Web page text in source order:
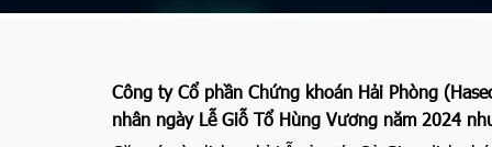
Công ty Cổ phần Chứng khoán Hải Phòng
nhân ngày Lễ Giỗ Tổ Hùng Vương năm 2024